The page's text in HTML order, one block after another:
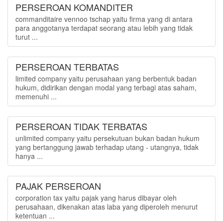
PERSEROAN KOMANDITER
commanditaire vennoo tschap yaitu firma yang di antara
para anggotanya terdapat seorang atau lebih yang tidak
turut ...
PERSEROAN TERBATAS
limited company yaitu perusahaan yang berbentuk badan
hukum, didirikan dengan modal yang terbagi atas saham,
memenuhi ...
PERSEROAN TIDAK TERBATAS
unlimited company yaitu persekutuan bukan badan hukum
yang bertanggung jawab terhadap utang - utangnya, tidak
hanya ...
PAJAK PERSEROAN
corporation tax yaitu pajak yang harus dibayar oleh
perusahaan, dikenakan atas laba yang diperoleh menurut
ketentuan ...